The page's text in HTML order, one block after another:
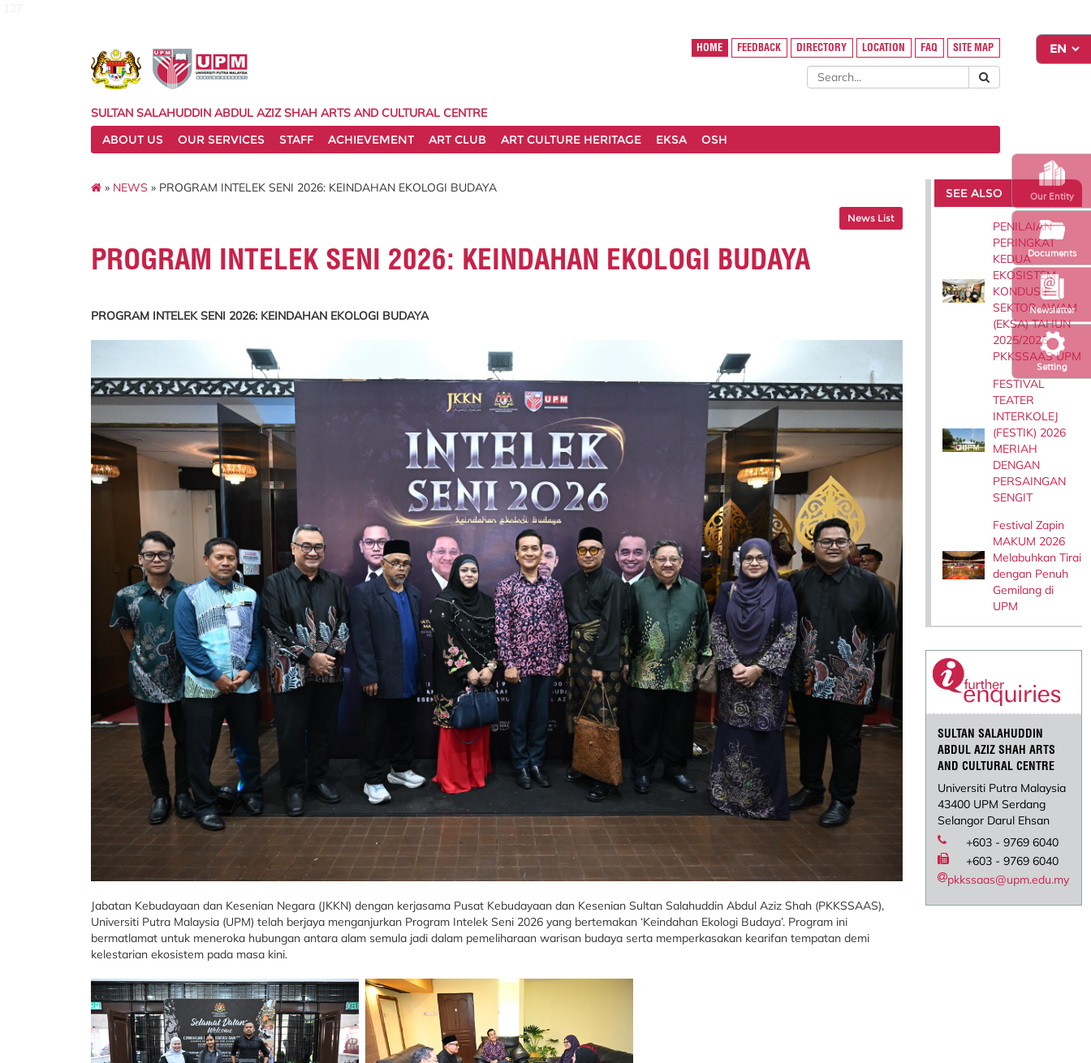
Setting
Newsletter
Our Entity
Documents
HOME FEEDBACK DIRECTORY LOCATION FAQ SITE MAP
SULTAN SALAHUDDIN ABDUL AZIZ SHAH ARTS AND CULTURAL CENTRE
ABOUT US
OUR SERVICES STAFF ACHIEVEMENT ART CLUB ART CULTURE HERITAGE EKSA OSH
» NEWS » PROGRAM INTELEK SENI 2026: KEINDAHAN EKOLOGI BUDAYA
News List
PROGRAM INTELEK SENI 2026: KEINDAHAN EKOLOGI BUDAYA
PROGRAM INTELEK SENI 2026: KEINDAHAN EKOLOGI BUDAYA
Jabatan Kebudayaan dan Kesenian Negara (JKKN) dengan kerjasama Pusat Kebudayaan dan Kesenian Sultan Salahuddin Abdul Aziz Shah (PKKSSAAS),
Universiti Putra Malaysia (UPM) telah berjaya menganjurkan Program Intelek Seni 2026 yang bertemakan ‘Keindahan Ekologi Budaya’. Program ini
bermatlamat untuk meneroka hubungan antara alam semula jadi dalam pemeliharaan warisan budaya serta memperkasakan kearifan tempatan demi
kelestarian ekosistem pada masa kini.
SEE ALSO
PENILAIAN
PERINGKAT
KEDUA
EKOSISTEM
KONDUSIF
SEKTOR AWAM
(EKSA) TAHUN
2025/2026
PKKSSAAS UPM
FESTIVAL
TEATER
INTERKOLEJ
(FESTIK) 2026
MERIAH
DENGAN
PERSAINGAN
SENGIT
Festival Zapin
MAKUM 2026
Melabuhkan Tirai
dengan Penuh
Gemilang di
UPM
SULTAN SALAHUDDIN
ABDUL AZIZ SHAH ARTS
AND CULTURAL CENTRE
Universiti Putra Malaysia
43400 UPM Serdang
Selangor Darul Ehsan
+603 - 9769 6040
+603 - 9769 6040
pkkssaas@upm.edu.my